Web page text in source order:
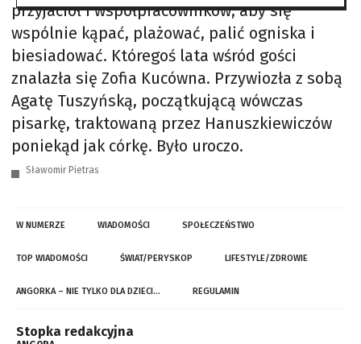
przyjaciół i współpracowników, aby się
wspólnie kąpać, plażować, palić ogniska i
biesiadować. Któregoś lata wśród gości
znalazła się Zofia Kucówna. Przywiozła z sobą
Agatę Tuszyńską, początkującą wówczas
pisarkę, traktowaną przez Hanuszkiewiczów
poniekąd jak córkę. Było uroczo.
Sławomir Pietras
W NUMERZE WIADOMOŚCI SPOŁECZEŃSTWO
TOP WIADOMOŚCI ŚWIAT/PERYSKOP LIFESTYLE/ZDROWIE
ANGORKA – NIE TYLKO DLA DZIECI… REGULAMIN
Stopka redakcyjna